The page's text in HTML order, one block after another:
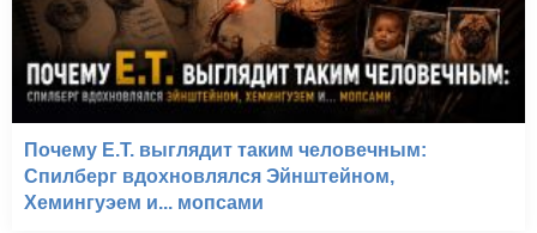
Почему E.T. выглядит таким человечным:
Спилберг вдохновлялся Эйнштейном,
Хемингуэем и... мопсами